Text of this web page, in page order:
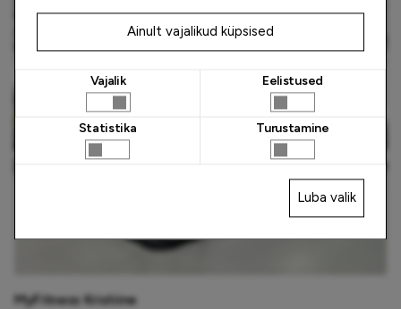
Ainult vajalikud küpsised
Vajalik Eelistused
Statistika Turustamine
Luba valik
MyFitness Kristiine